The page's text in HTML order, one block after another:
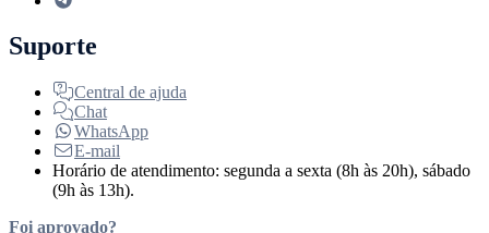
Suporte
Central de ajuda
Chat
WhatsApp
E-mail
Horário de atendimento: segunda a sexta (8h às 20h), sábado
(9h às 13h).
Foi aprovado?